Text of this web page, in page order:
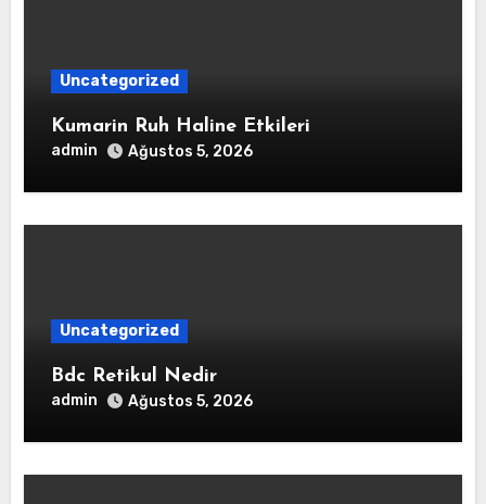
Uncategorized
Kumarin Ruh Haline Etkileri
admin Ağustos 5, 2026
Uncategorized
Bdc Retikul Nedir
admin Ağustos 5, 2026